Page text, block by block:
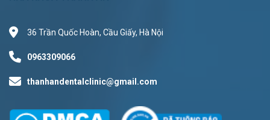
36 Trần Quốc Hoàn, Cầu Giấy, Hà Nội
0963309066
thanhandentalclinic@gmail.com